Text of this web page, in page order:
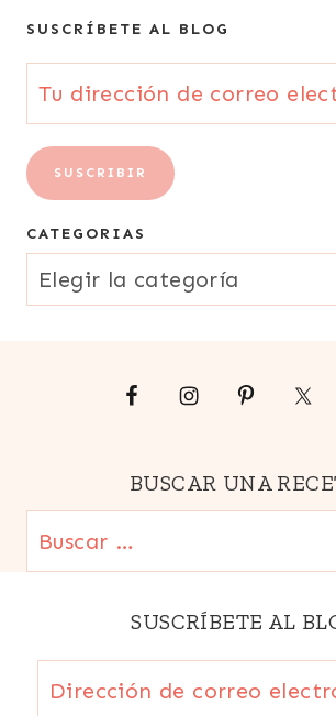
SUSCRÍBETE AL BLOG
Tu
dirección
de
correo
electrónico
{Email}
SUSCRIBIR
CATEGORIAS
CATEGORIAS
BUSCAR UNA
Buscar:
SUSCRÍBETE AL
Dirección